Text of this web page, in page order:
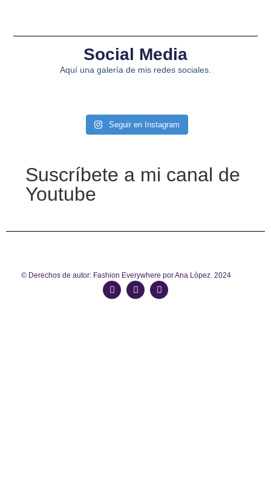
Social Media
Aquí una galería de mis redes sociales.
Seguir en Instagram
Suscríbete a mi canal de
Youtube
© Derechos de autor: Fashion Everywhere por Ana López. 2024